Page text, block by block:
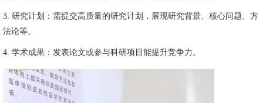
3. 研究计划：需提交高质量的研究计划，展现研究背景、核心问题、方
法论等。
4. 学术成果：发表论文或参与科研项目能提升竞争力。